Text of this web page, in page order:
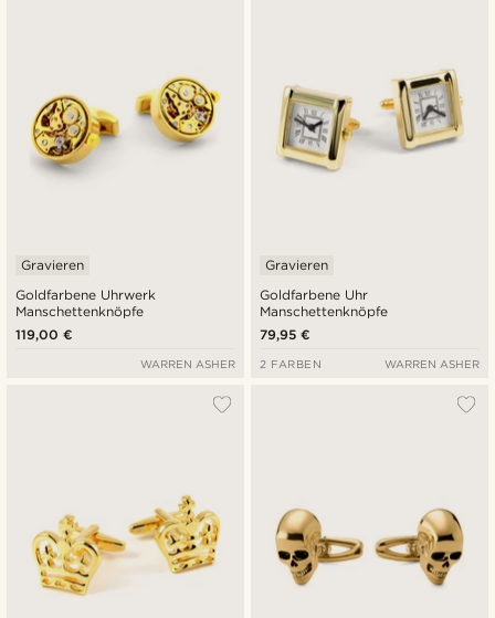
Goldfarbene Uhrwerk
Manschettenknöpfe
Gravieren
119,00 €
WARREN ASHER
Goldfarbene Uhr
Manschettenknöpfe
Gravieren
79,95 €
2 FARBEN WARREN ASHER